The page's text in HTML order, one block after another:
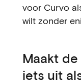
voor Curvo
wilt zonder
Maakt
iets uit